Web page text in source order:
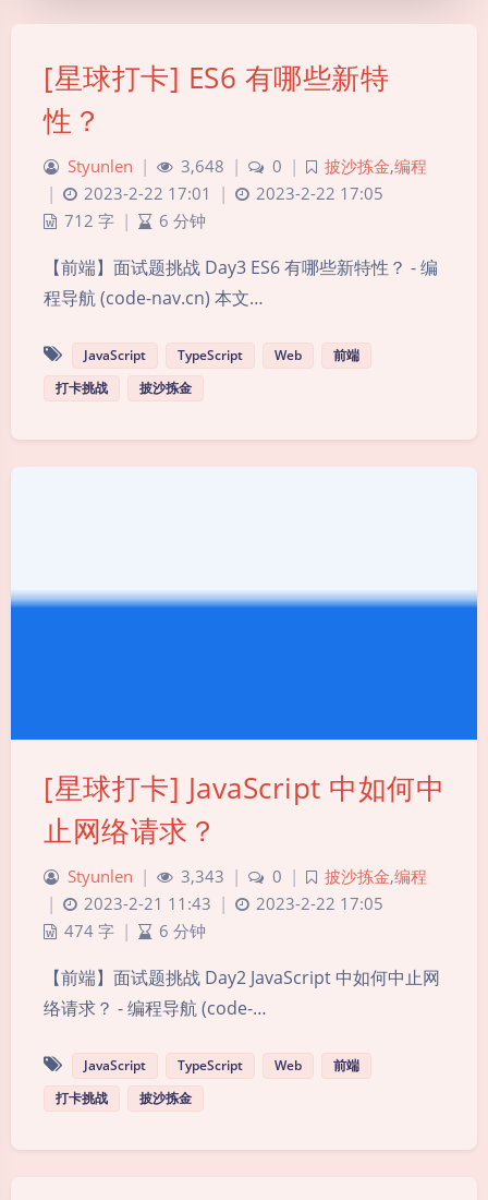
[星球打卡] ES6 有哪些新特
性？
Styunlen | 3,648 | 0 | 披沙拣金,编程
|
2023-2-22 17:01 |
2023-2-22 17:05
712 字 | 6 分钟
【前端】面试题挑战 Day3 ES6 有哪些新特性？ - 编
程导航 (code-nav.cn) 本文…
JavaScript TypeScript Web
前端
打卡挑战
披沙拣金
[星球打卡] JavaScript 中如何中
止网络请求？
Styunlen | 3,343 | 0 | 披沙拣金,编程
|
2023-2-21 11:43 |
2023-2-22 17:05
474 字 | 6 分钟
【前端】面试题挑战 Day2 JavaScript 中如何中止网
络请求？ - 编程导航 (code-…
JavaScript TypeScript Web
前端
打卡挑战
披沙拣金